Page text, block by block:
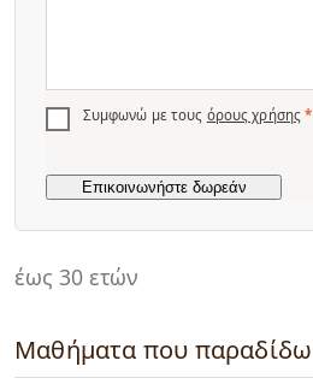
έως 30 ετών
Μαθήματα που παραδίδω
Συμφωνώ με τους όρους χρήσης *